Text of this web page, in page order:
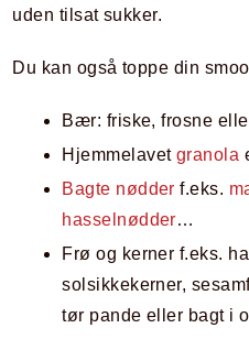
uden tilsat sukker.
Du kan også toppe din
Bær: friske, frosne
Hjemmelavet granola
Bagte nødder f.eks.
hasselnødder…
Frø og kerner f.eks.
solsikkekerner,
tør pande eller bagt i